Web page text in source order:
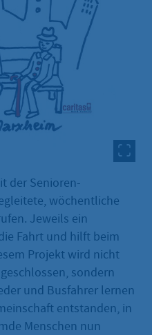
der Senioren-
wöchentliche
Jeweils ein
Fahrt und hilft beim
Projekt wird nicht
sondern
und Busfahrer lernen
entstanden, in
Menschen nun